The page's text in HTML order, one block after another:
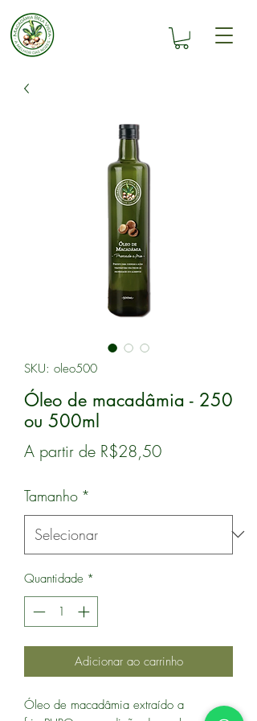
SKU: oleo500
Óleo de macadâmia - 250
ou 500ml
A partir de R$28,50Preço
Tamanho *
Quantidade *
Adicionar ao carrinho
Óleo de macadâmia extraído a